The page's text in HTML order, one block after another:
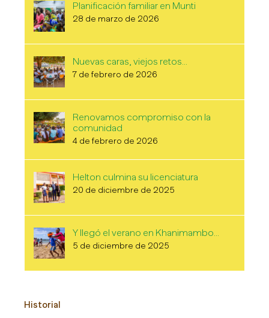
Planificación familiar en Munti
28 de marzo de 2026
Nuevas caras, viejos retos…
7 de febrero de 2026
Renovamos compromiso con la
comunidad
4 de febrero de 2026
Helton culmina su licenciatura
20 de diciembre de 2025
Y llegó el verano en Khanimambo…
5 de diciembre de 2025
Historial